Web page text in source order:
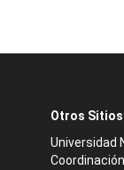
Otros Sitios
Universidad